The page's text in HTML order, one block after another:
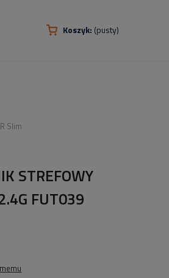
Koszyk: (pusty)
Slim
STREFOWY
FUT039